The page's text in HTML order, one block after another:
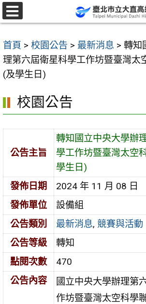
跳
至
要
內
容
首頁 > 校園公告 > 最新消息 > 轉知
理第六屆衛星科學工作坊暨臺灣太
(及學生日)
校園公告
公告主旨
轉知國立中央大學辦
學工作坊暨臺灣太空
學生日)
發佈日期
2024 年 11 月 08 日
發佈單位
設備組
公告類別
最新消息, 競賽與活動
公告等級
轉知
點閱次數
470
公告內容
國立中央大學辦理第
作坊暨臺灣太空科學
選
單